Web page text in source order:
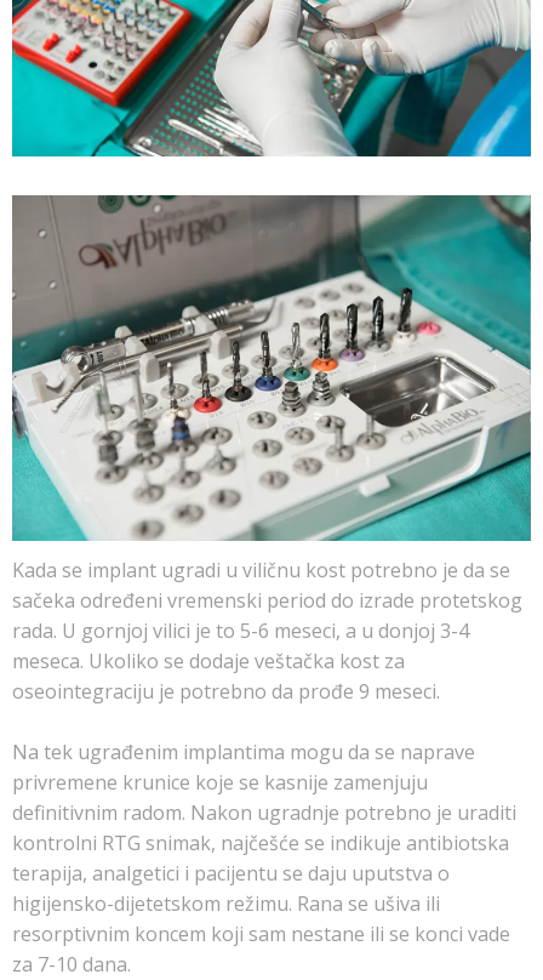
Kada se implant ugradi u viličnu kost potrebno je da se
sačeka određeni vremenski period do izrade protetskog
rada. U gornjoj vilici je to 5-6 meseci, a u donjoj 3-4
meseca. Ukoliko se dodaje veštačka kost za
oseointegraciju je potrebno da prođe 9 meseci.
Na tek ugrađenim implantima mogu da se naprave
privremene krunice koje se kasnije zamenjuju
definitivnim radom. Nakon ugradnje potrebno je uraditi
kontrolni RTG snimak, najčešće se indikuje antibiotska
terapija, analgetici i pacijentu se daju uputstva o
higijensko-dijetetskom režimu. Rana se ušiva ili
resorptivnim koncem koji sam nestane ili se konci vade
za 7-10 dana.